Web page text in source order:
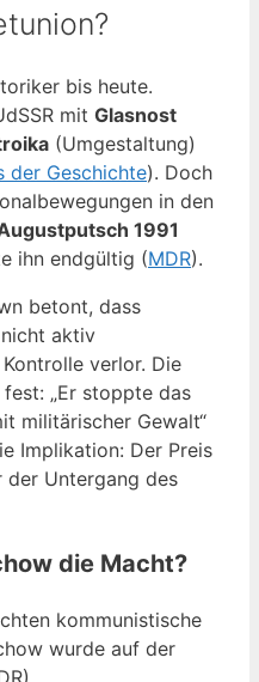
bis heute.
mit Glasnost
(Umgestaltung)
der Geschichte). Doch
in den
1991
ihn endgültig (MDR).
betont, dass
aktiv
verlor. Die
„Er stoppte das
militärischer Gewalt“
Implikation: Der Preis
Untergang des
die Macht?
kommunistische
wurde auf der